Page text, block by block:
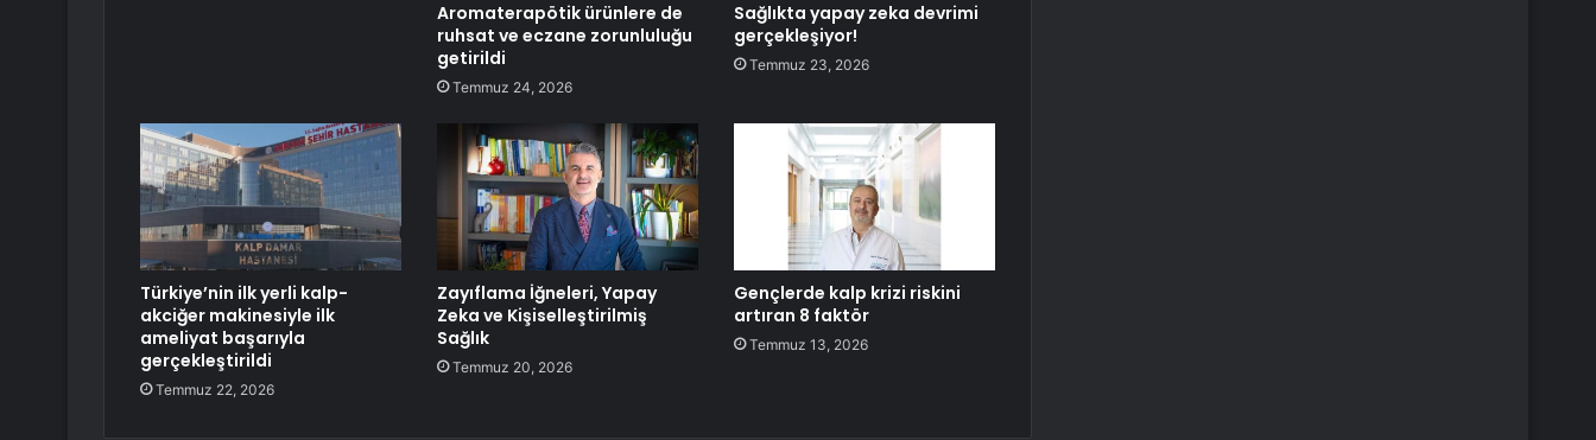
Aromaterapötik ürünlere de
ruhsat ve eczane zorunluluğu
getirildi
Temmuz 24, 2026
Sağlıkta yapay zeka devrimi
gerçekleşiyor!
Temmuz 23, 2026
Türkiye’nin ilk yerli kalp-
akciğer makinesiyle ilk
ameliyat başarıyla
gerçekleştirildi
Temmuz 22, 2026
Zayıflama İğneleri, Yapay
Zeka ve Kişiselleştirilmiş
Sağlık
Temmuz 20, 2026
Gençlerde kalp krizi riskini
artıran 8 faktör
Temmuz 13, 2026